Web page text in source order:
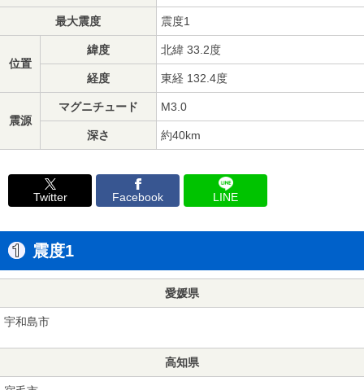
最大震度 震度1
位置
緯度 北緯 33.2度
経度 東経 132.4度
震源
マグニチュード M3.0
深さ 約40km
Twitter Facebook LINE
震度1
愛媛県
宇和島市
高知県